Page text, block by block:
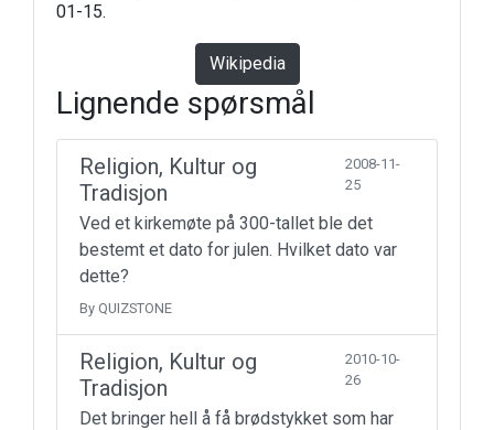
01-15.
Wikipedia
Lignende spørsmål
Religion, Kultur og
Tradisjon
2008-11-
25
Ved et kirkemøte på 300-tallet ble det
bestemt et dato for julen. Hvilket dato var
dette?
By QUIZSTONE
Religion, Kultur og
Tradisjon
2010-10-
26
Det bringer hell å få brødstykket som har